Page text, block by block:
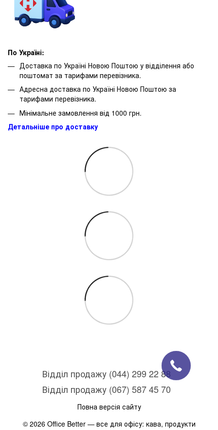
По Україні:
Доставка по Україні Новою Поштою у відділення або
поштомат за тарифами перевізника.
Адресна доставка по Україні Новою Поштою за
тарифами перевізника.
Мінімальне замовлення від 1000 грн.
Детальніше про доставку
Відділ продажу (044) 299 22 88
Відділ продажу (067) 587 45 70
Повна версія сайту
© 2026 Office Better — все для офісу: кава, продукти